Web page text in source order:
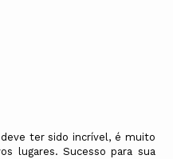
ter sido incrível, é muito
lugares. Sucesso para sua